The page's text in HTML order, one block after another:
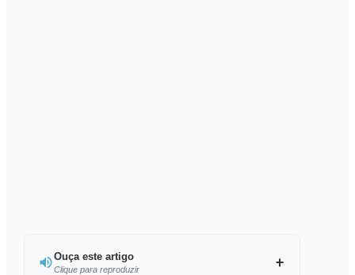
Ouça este artigo
Clique para reproduzir